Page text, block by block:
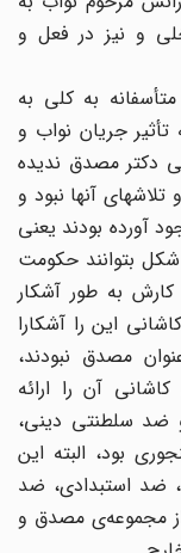
و نیز در فعل و
به کلی به
جریان نواب و
مصدق ندیده
آنها نبود و
آورده بودند یعنی
بتوانند حکومت
به طور آشکار
این را آشکارا
مصدق نبودند،
آن را ارائه
سلطنتی دینی،
بود، البته این
استبدادی، ضد
مجموعه‌ی مصدق و